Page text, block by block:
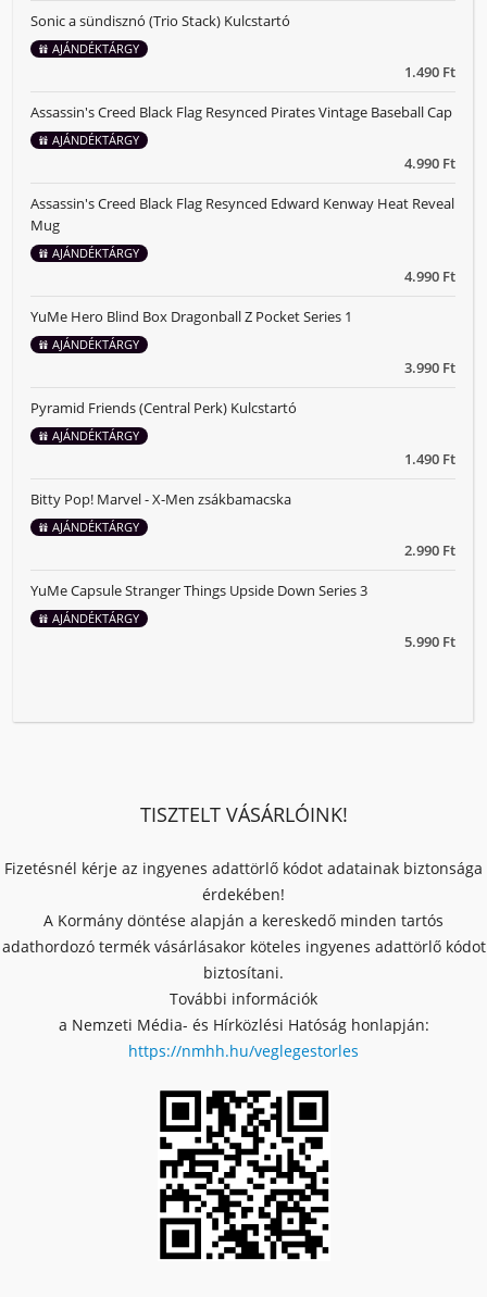
1.490 Ft
Sonic a sündisznó (Trio Stack) Kulcstartó
AJÁNDÉKTÁRGY
4.990 Ft
Assassin's Creed Black Flag Resynced Pirates Vintage Baseball Cap
AJÁNDÉKTÁRGY
4.990 Ft
Assassin's Creed Black Flag Resynced Edward Kenway Heat Reveal
Mug
AJÁNDÉKTÁRGY
3.990 Ft
YuMe Hero Blind Box Dragonball Z Pocket Series 1
AJÁNDÉKTÁRGY
1.490 Ft
Pyramid Friends (Central Perk) Kulcstartó
AJÁNDÉKTÁRGY
2.990 Ft
Bitty Pop! Marvel - X-Men zsákbamacska
AJÁNDÉKTÁRGY
5.990 Ft
YuMe Capsule Stranger Things Upside Down Series 3
AJÁNDÉKTÁRGY
TISZTELT VÁSÁRLÓINK!
Fizetésnél kérje az ingyenes adattörlő kódot adatainak biztonsága
érdekében!
A Kormány döntése alapján a kereskedő minden tartós
adathordozó termék vásárlásakor köteles ingyenes adattörlő kódot
biztosítani.
További információk
a Nemzeti Média- és Hírközlési Hatóság honlapján:
https://nmhh.hu/veglegestorles